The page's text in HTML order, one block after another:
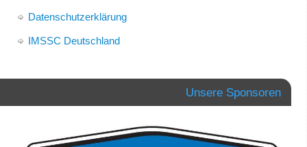
Datenschutzerklärung
IMSSC Deutschland
Unsere Sponsoren